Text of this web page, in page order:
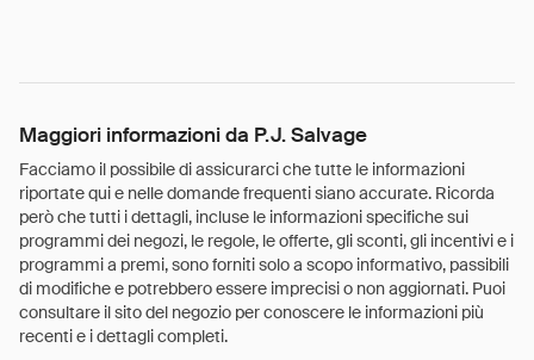
Maggiori informazioni da P.J. Salvage
Facciamo il possibile di assicurarci che tutte le informazioni
riportate qui e nelle domande frequenti siano accurate. Ricorda
però che tutti i dettagli, incluse le informazioni specifiche sui
programmi dei negozi, le regole, le offerte, gli sconti, gli incentivi e i
programmi a premi, sono forniti solo a scopo informativo, passibili
di modifiche e potrebbero essere imprecisi o non aggiornati. Puoi
consultare il sito del negozio per conoscere le informazioni più
recenti e i dettagli completi.